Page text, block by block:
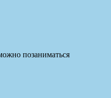
позаниматься